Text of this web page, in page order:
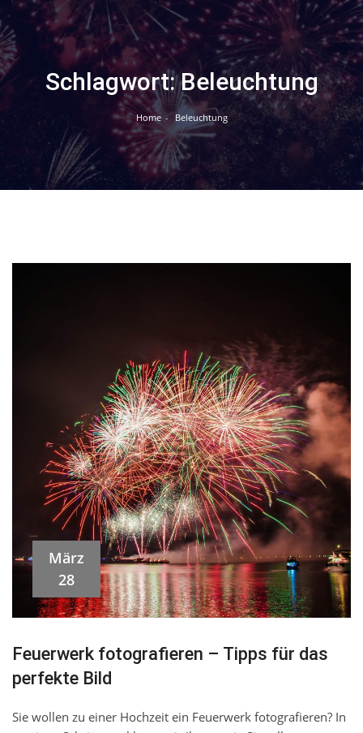
Skip
to
content
Schlagwort:Beleuchtung
Home Beleuchtung
März
28
Feuerwerk fotografieren – Tipps für das
perfekte Bild
Sie wollen zu einer Hochzeit ein Feuerwerk fotografieren? In